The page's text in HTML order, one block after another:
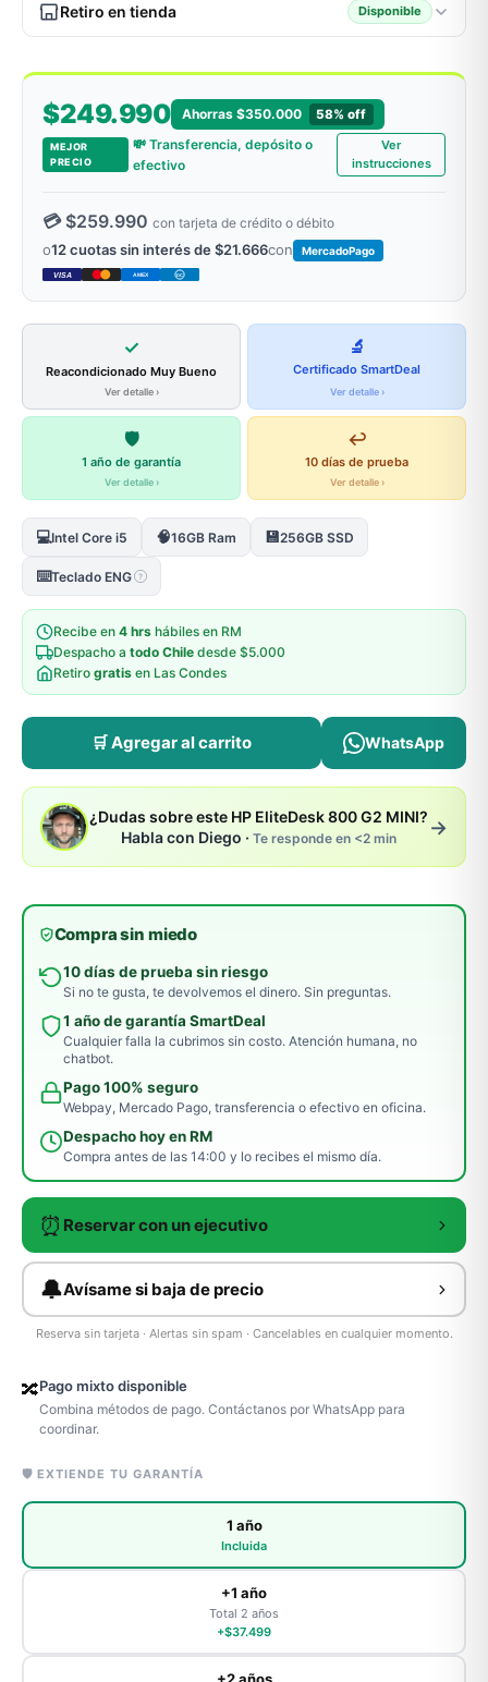
Retiro en tienda Disponible
$249.990 Ahorras $350.000 58% off
MEJOR
PRECIO
💸 Transferencia, depósito o
efectivo
Ver
instrucciones
💳 $259.990 con tarjeta de crédito o débito
o12 cuotas sin interés de $21.666con MercadoPago
VISA AMEX DC
✓
Reacondicionado Muy Bueno
Ver detalle ›
🔬
Certificado SmartDeal
Ver detalle ›
🛡️
1 año de garantía
Ver detalle ›
↩️
10 días de prueba
Ver detalle ›
💻Intel Core i5 🧠16GB Ram 💾256GB SSD
⌨️Teclado ENG ?
Recibe en 4 hrs hábiles en RM
Despacho a todo Chile desde $5.000
Retiro gratis en Las Condes
🛒 Agregar al carrito WhatsApp
¿Dudas sobre este HP EliteDesk 800 G2 MINI?
Habla con Diego · Te responde en <2 min →
Compra sin miedo
10 días de prueba sin riesgo
Si no te gusta, te devolvemos el dinero. Sin preguntas.
1 año de garantía SmartDeal
Cualquier falla la cubrimos sin costo. Atención humana, no
chatbot.
Pago 100% seguro
Webpay, Mercado Pago, transferencia o efectivo en oficina.
Despacho hoy en RM
Compra antes de las 14:00 y lo recibes el mismo día.
⏰ Reservar con un ejecutivo
🔔Avísame si baja de precio
Reserva sin tarjeta · Alertas sin spam · Cancelables en cualquier momento.
🔀Pago mixto disponible
Combina métodos de pago. Contáctanos por WhatsApp para
coordinar.
🛡️ EXTIENDE TU GARANTÍA
1 año
Incluida
+1 año
Total 2 años
+$37.499